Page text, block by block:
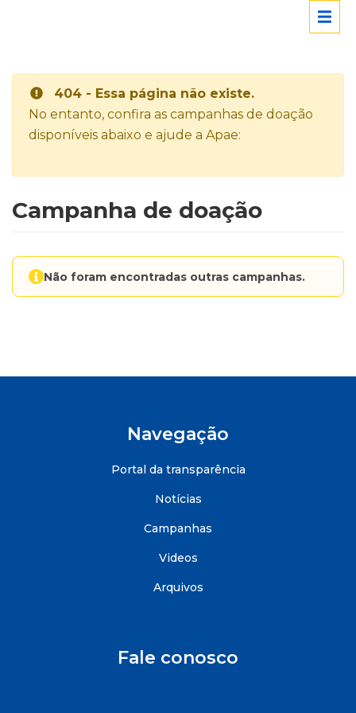
404 - Essa página não existe.
No entanto, confira as campanhas de doação
disponíveis abaixo e ajude a Apae:
Campanha de doação
Não foram encontradas outras campanhas.
Navegação
Portal da transparência
Notícias
Campanhas
Videos
Arquivos
Fale conosco